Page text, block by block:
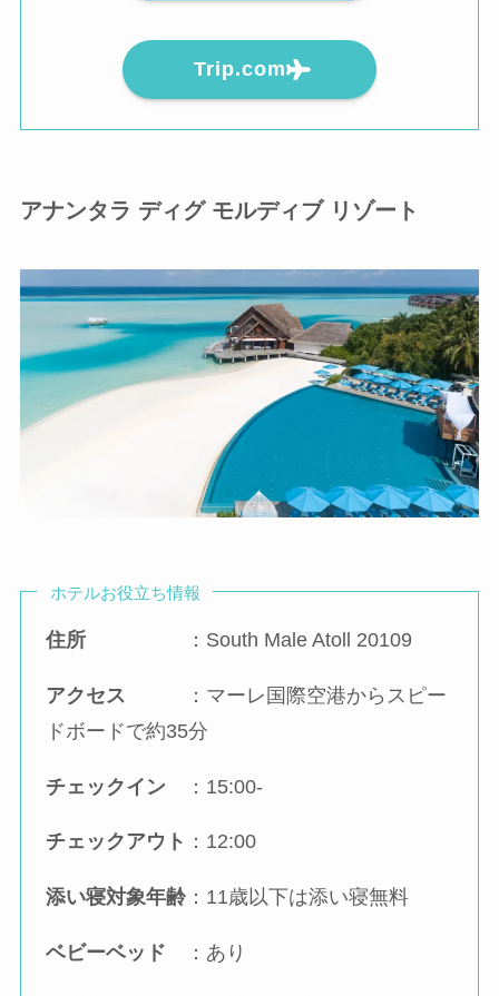
Trip.com
アナンタラ ディグ モルディブ リゾート
ホテルお役立ち情報
住所 ：South Male Atoll 20109
アクセス
：マーレ国際空港からスピー
ドボードで約35分
チェックイン ：15:00-
チェックアウト ：12:00
添い寝対象年齢 ：11歳以下は添い寝無料
ベビーベッド ：あり